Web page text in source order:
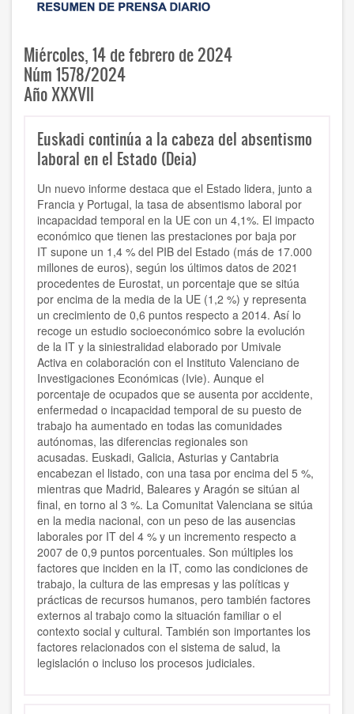
Miércoles, 14 de febrero de 2024
Núm 1578/2024
Año XXXVII
Euskadi continúa a la cabeza del absentismo
laboral en el Estado (Deia)
Un nuevo informe destaca que el Estado lidera, junto a
Francia y Portugal, la tasa de absentismo laboral por
incapacidad temporal en la UE con un 4,1%. El impacto
económico que tienen las prestaciones por baja por
IT supone un 1,4 % del PIB del Estado (más de 17.000
millones de euros), según los últimos datos de 2021
procedentes de Eurostat, un porcentaje que se sitúa
por encima de la media de la UE (1,2 %) y representa
un crecimiento de 0,6 puntos respecto a 2014. Así lo
recoge un estudio socioeconómico sobre la evolución
de la IT y la siniestralidad elaborado por Umivale
Activa en colaboración con el Instituto Valenciano de
Investigaciones Económicas (Ivie). Aunque el
porcentaje de ocupados que se ausenta por accidente,
enfermedad o incapacidad temporal de su puesto de
trabajo ha aumentado en todas las comunidades
autónomas, las diferencias regionales son
acusadas. Euskadi, Galicia, Asturias y Cantabria
encabezan el listado, con una tasa por encima del 5 %,
mientras que Madrid, Baleares y Aragón se sitúan al
final, en torno al 3 %. La Comunitat Valenciana se sitúa
en la media nacional, con un peso de las ausencias
laborales por IT del 4 % y un incremento respecto a
2007 de 0,9 puntos porcentuales. Son múltiples los
factores que inciden en la IT, como las condiciones de
trabajo, la cultura de las empresas y las políticas y
prácticas de recursos humanos, pero también factores
externos al trabajo como la situación familiar o el
contexto social y cultural. También son importantes los
factores relacionados con el sistema de salud, la
legislación o incluso los procesos judiciales.